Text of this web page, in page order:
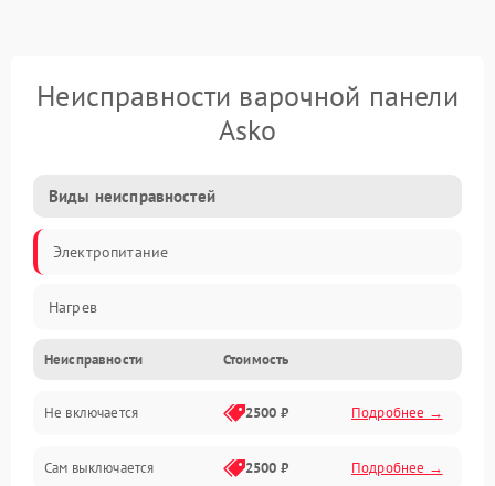
Неисправности варочной панели
Asko
Виды неисправностей
Электропитание
Нагрев
Неисправности Стоимость
Не включается 2500 ₽ Подробнее →
Сам выключается 2500 ₽ Подробнее →